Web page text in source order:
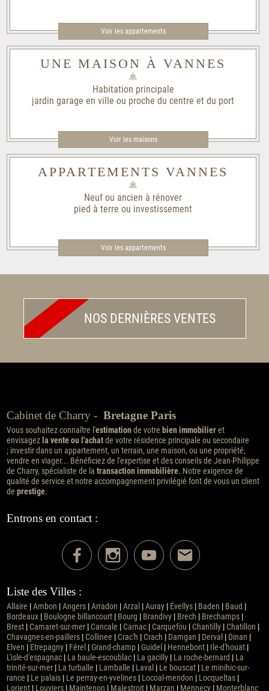
Voir les appartements
UNE MAISON À VANNES
Habitation principale
jardin garage en ville ou proche du centre et du port
Voir les maisons
APPARTEMENTS VANNES
Neuf ou ancien à rénover
pied à terre ou investissement
Voir les appartements
NOS DERNIÈRES VENTES
Cabinet de Charry - Bretagne Paris
Vous souhaitez connaître l'estimationde votre bien immobilieret
envisagezla vente ou l'achatde votre résidence principale ou secondaire
; investir dans un appartement, un terrain, une maison, ou une propriété,
vendre en viager... Bénéficiez de l'expertise et des conseils de Jean-Philippe
de Charry, spécialiste de la transaction immobilière. Notre exigence de
qualité de service et notre accompagnement privilégié font de vous un client
de prestige.
Entrons en contact :
Liste des Villes :
Allaire |Ambon |Angers|Arradon |Arzal |Auray| Évellys| Baden | Baud |
Bordeaux| Boulogne billancourt| Bourg | Brandivy| Brech | Brechamps|
Brest|Camaret-sur-mer|Cancale |Carnac|Carquefou |Chantilly|Chatillon |
Chavagnes-en-paillers|Collinee |Crac'h |Crach | Damgan | Derval | Dinan |
Elven | Etrepagny| Férel |Grand-champ|Guidel | Hennebont| Ile-d'houat|
L'isle-d'espagnac| La baule-escoublac| La gacilly| La roche-bernard | La
trinité-sur-mer| La turballe | Lamballe | Laval | Le bouscat| Le minihic-sur-
rance | Le palais| Le perray-en-yvelines| Locoal-mendon | Locqueltas|
Lorient| Louviers| Maintenon | Malestroit| Marzan | Mennecy| Monterblanc